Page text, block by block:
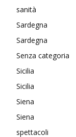
sanità
Sardegna
Sardegna
Senza categoria
Sicilia
Sicilia
Siena
Siena
spettacoli